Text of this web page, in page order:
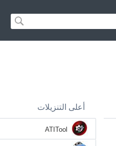
أعلى التنزيلات
ATITool